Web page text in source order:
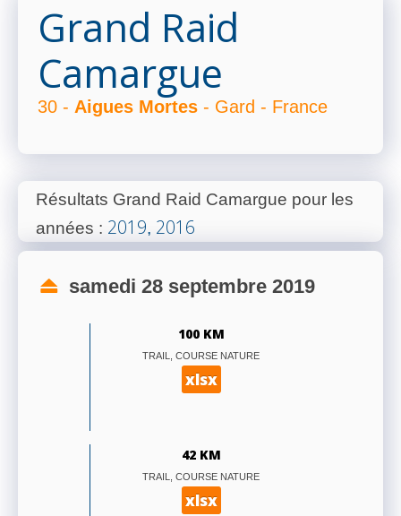
Grand Raid
Camargue
30 - Aigues Mortes - Gard - France
Résultats Grand Raid Camargue pour les
années : 2019, 2016
samedi 28 septembre 2019
100 KM
TRAIL, COURSE NATURE
xlsx
42 KM
TRAIL, COURSE NATURE
xlsx